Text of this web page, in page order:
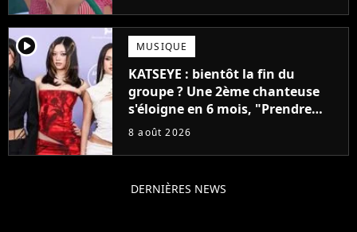
player2 MUSIQUE
KATSEYE : bientôt la fin du
groupe ? Une 2ème chanteuse
s'éloigne en 6 mois, "Prendre
cette décision n’a pas été facile"
8 août 2026
DERNIÈRES NEWS